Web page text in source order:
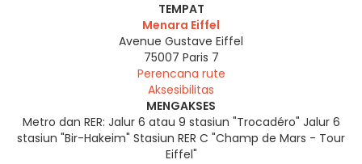
TEMPAT
Menara Eiffel
Avenue Gustave Eiffel
75007 Paris 7
Perencana rute
Aksesibilitas
MENGAKSES
Metro dan RER: Jalur 6 atau 9 stasiun "Trocadéro" Jalur 6
stasiun "Bir-Hakeim" Stasiun RER C "Champ de Mars - Tour
Eiffel"